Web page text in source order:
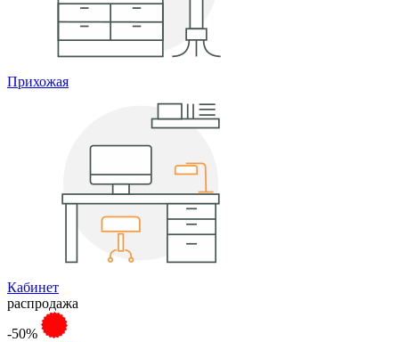
Прихожая
Кабинет
распродажа
-50%